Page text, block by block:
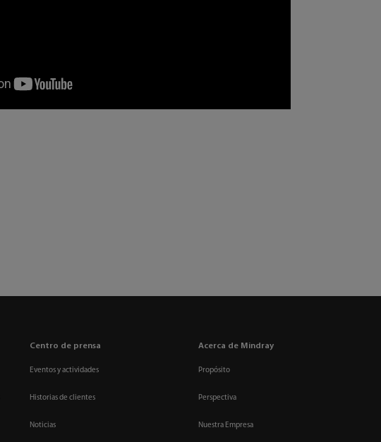
Centro de prensa
Eventos y actividades
Historias de clientes
Noticias
Acerca de Mindray
Propósito
Perspectiva
Nuestra Empresa